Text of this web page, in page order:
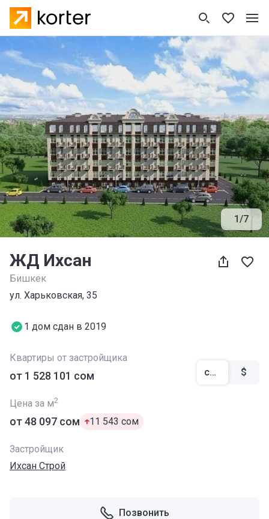
1/7
ЖД Ихсан
Бишкек
ул. Харьковская, 35
1 дом сдан в 2019
Квартиры от застройщика
от ‍1 528 101 сом
Цена за м2
от ‍48 097 сом ‍11 543 сом
сом $
Застройщик
Ихсан Строй
Позвонить